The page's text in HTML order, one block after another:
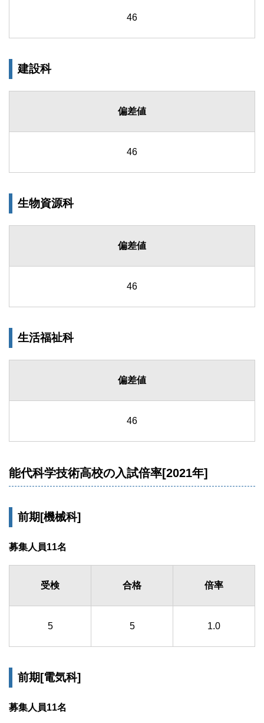
46
建設科
偏差値
46
生物資源科
偏差値
46
生活福祉科
偏差値
46
能代科学技術高校の入試倍率[2021年]
前期[機械科]
募集人員11名
受検 合格 倍率
5 5 1.0
前期[電気科]
募集人員11名